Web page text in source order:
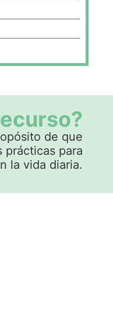
de que
prácticas para
la vida diaria.